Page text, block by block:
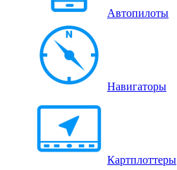
Автопилоты
Навигаторы
Картплоттеры